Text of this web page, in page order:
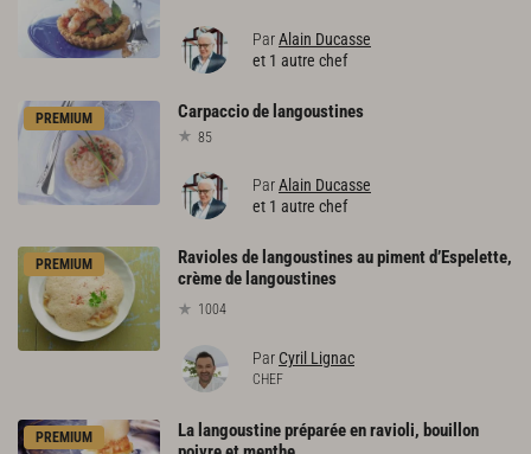
ParAlain Ducasse
et 1 autre chef
PREMIUM Carpacciode langoustines
85
ParAlain Ducasse
et 1 autre chef
PREMIUM
Ravioles de langoustines au piment d’Espelette,
crème de langoustines
1004
Par Cyril Lignac
CHEF
PREMIUM
La langoustine préparée en ravioli, bouillon